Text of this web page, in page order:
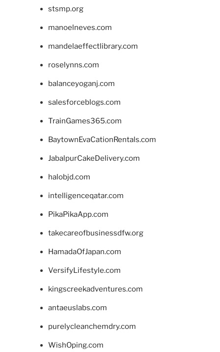
stsmp.org
manoelneves.com
mandelaeffectlibrary.com
roselynns.com
balanceyoganj.com
salesforceblogs.com
TrainGames365.com
BaytownEvaCationRentals.com
JabalpurCakeDelivery.com
halobjd.com
intelligenceqatar.com
PikaPikaApp.com
takecareofbusinessdfw.org
HamadaOfJapan.com
VersifyLifestyle.com
kingscreekadventures.com
antaeuslabs.com
purelycleanchemdry.com
WishOping.com